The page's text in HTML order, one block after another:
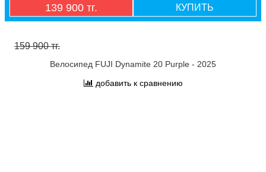
139 900 тг. КУПИТЬ
159 900 тг.
Велосипед FUJI Dynamite 20 Purple - 2025
добавить к сравнению